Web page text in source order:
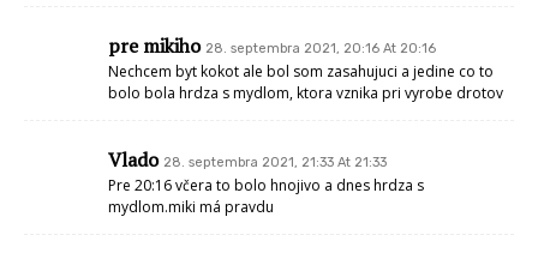
pre mikiho 28. septembra 2021, 20:16 At 20:16
Nechcem byt kokot ale bol som zasahujuci a jedine co to
bolo bola hrdza s mydlom, ktora vznika pri vyrobe drotov
Vlado 28. septembra 2021, 21:33 At 21:33
Pre 20:16 včera to bolo hnojivo a dnes hrdza s
mydlom.miki má pravdu